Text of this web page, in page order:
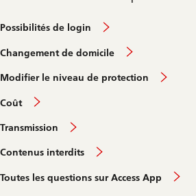
Possibilités de login
Changement de domicile
Modifier le niveau de protection
Coût
Transmission
Contenus interdits
Toutes les questions sur Access App